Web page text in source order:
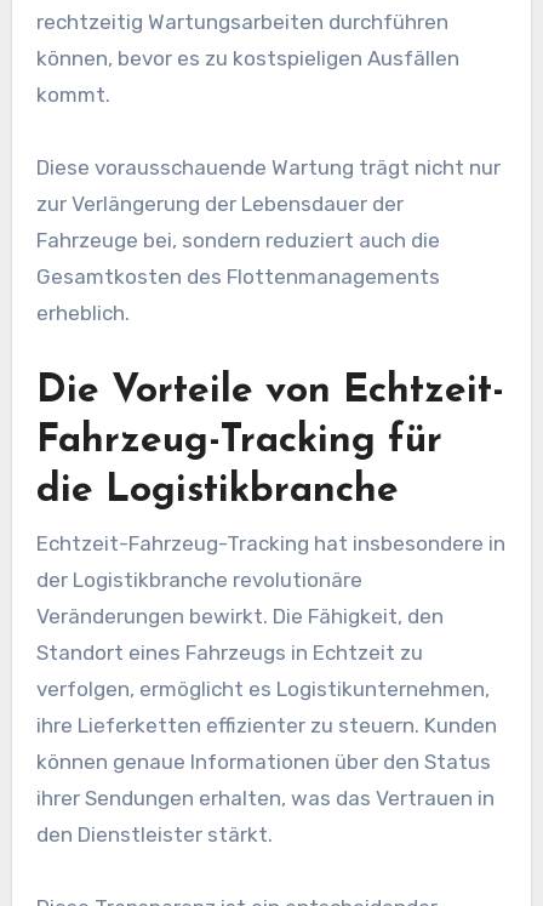
rechtzeitig Wartungsarbeiten durchführen
können, bevor es zu kostspieligen Ausfällen
kommt.
Diese vorausschauende Wartung trägt nicht nur
zur Verlängerung der Lebensdauer der
Fahrzeuge bei, sondern reduziert auch die
Gesamtkosten des Flottenmanagements
erheblich.
Die Vorteile von Echtzeit-
Fahrzeug-Tracking für
die Logistikbranche
Echtzeit-Fahrzeug-Tracking hat insbesondere in
der Logistikbranche revolutionäre
Veränderungen bewirkt. Die Fähigkeit, den
Standort eines Fahrzeugs in Echtzeit zu
verfolgen, ermöglicht es Logistikunternehmen,
ihre Lieferketten effizienter zu steuern. Kunden
können genaue Informationen über den Status
ihrer Sendungen erhalten, was das Vertrauen in
den Dienstleister stärkt.